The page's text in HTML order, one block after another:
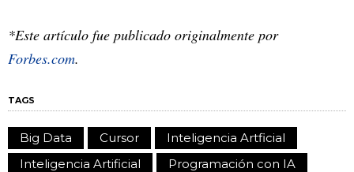
*Este artículo fue publicado originalmente por
Forbes.com.
TAGS
Big Data Cursor
Inteligencia Artficial
Inteligencia Artificial
Programación con IA